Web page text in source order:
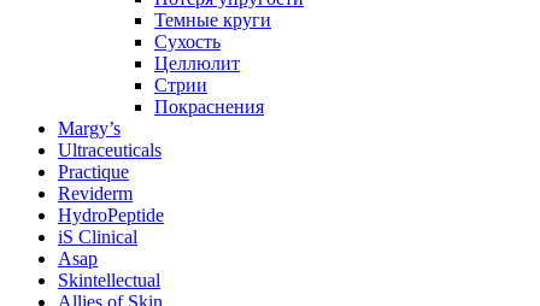
Темные круги
Сухость
Целлюлит
Стрии
Покраснения
Margy’s
Ultraceuticals
Practique
Reviderm
HydroPeptide
iS Clinical
Asap
Skintellectual
Allies of Skin